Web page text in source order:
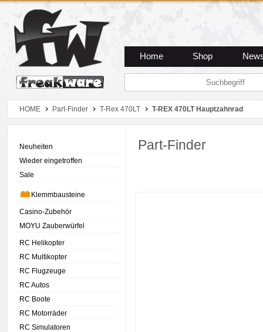
Zum Hauptmenue
Zum Seiteninhalt
Zum Warenkob
Home Shop
HOME Part-Finder T-Rex 470LT T-REX 470LT Hauptzahnrad
Neuheiten
Wieder eingetroffen
Sale
Klemmbausteine
Casino-Zubehör
MOYU Zauberwürfel
RC Helikopter
RC Multikopter
RC Flugzeuge
RC Autos
RC Boote
RC Motorräder
RC Simulatoren
Part-Finder